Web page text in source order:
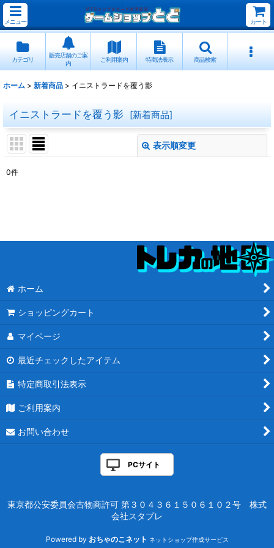
メニュー カート
カテゴリ
販売店舗のご案
内
ご利用案内 特商法表示 商品検索
ホーム > 新着商品 > イニストラードを覆う影
イニストラードを覆う影 [新着商品]
表示順変更
絞り込む
0件
ホーム
ショッピングカート
マイページ
最近チェックしたアイテム
特定商取引法表示
ご利用案内
お問い合わせ
PCサイト
東京都公安委員会古物商許可 第３０４３６１５０６１０２号 株式
会社スタプレ
Powered by おちゃのこネット ネットショップ作成サービス